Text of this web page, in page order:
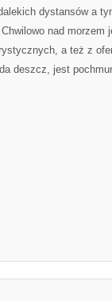
dystansów a
nad morzem
a też z
deszcz, jest